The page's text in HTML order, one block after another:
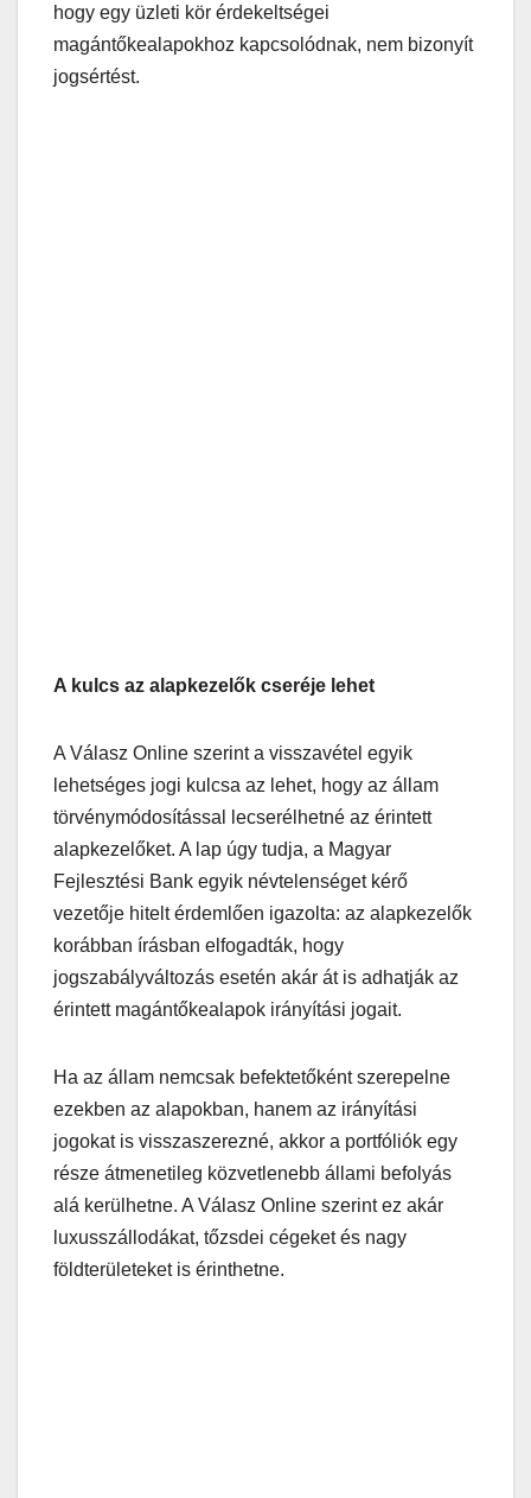
hogy egy üzleti kör érdekeltségei
magántőkealapokhoz kapcsolódnak, nem bizonyít
jogsértést.
A kulcs az alapkezelők cseréje lehet
A Válasz Online szerint a visszavétel egyik
lehetséges jogi kulcsa az lehet, hogy az állam
törvénymódosítással lecserélhetné az érintett
alapkezelőket. A lap úgy tudja, a Magyar
Fejlesztési Bank egyik névtelenséget kérő
vezetője hitelt érdemlően igazolta: az alapkezelők
korábban írásban elfogadták, hogy
jogszabályváltozás esetén akár át is adhatják az
érintett magántőkealapok irányítási jogait.
Ha az állam nemcsak befektetőként szerepelne
ezekben az alapokban, hanem az irányítási
jogokat is visszaszerezné, akkor a portfóliók egy
része átmenetileg közvetlenebb állami befolyás
alá kerülhetne. A Válasz Online szerint ez akár
luxusszállodákat, tőzsdei cégeket és nagy
földterületeket is érinthetne.